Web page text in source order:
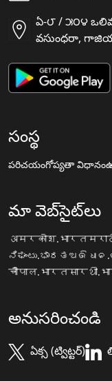
ఏ-౮ / ౫౦౪
వసుంధరా,
సంస్థ
పరిచయంగోప్యతా విధానం
మా వెబ్‌సైట్‌లు
अमरकोश.भारत
ನಿಘಂಟು.ಭಾರತ
चौपाल.भारत
అనుసరించండి
ఏక్స (ట్విట్టర్)